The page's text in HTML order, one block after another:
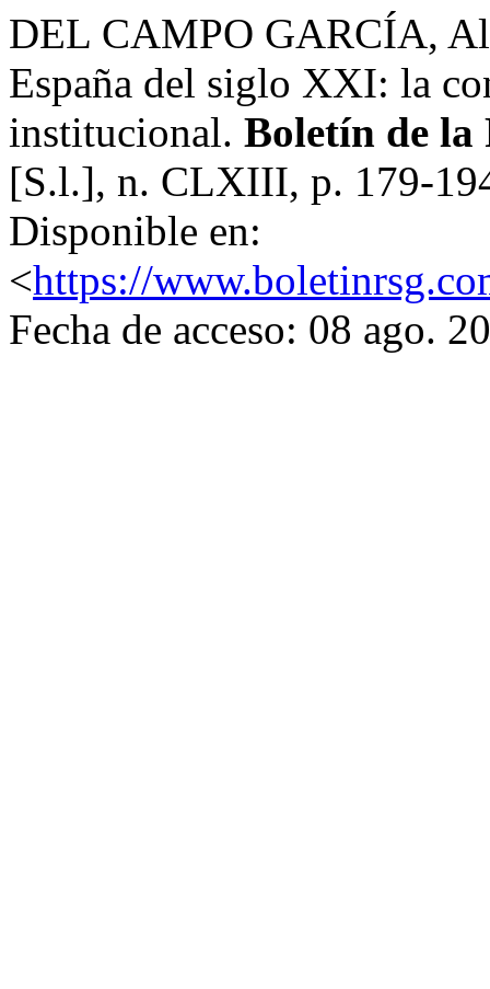
DEL CAMPO GARCÍA,
España del siglo XXI: la
institucional. Boletín de la
[S.l.], n. CLXIII, p. 179-
Disponible en:
<https://
Fecha de acceso: 08 ago.